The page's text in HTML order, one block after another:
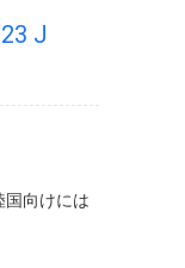
J
国向けには